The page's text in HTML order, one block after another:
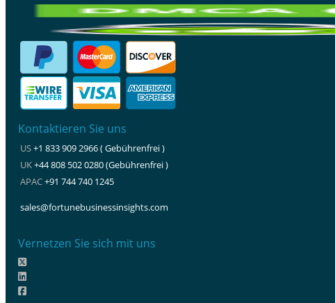
Kontaktieren Sie uns
US+1 833 909 2966 ( Gebührenfrei )
UK+44 808 502 0280 (Gebührenfrei )
APAC+91 744 740 1245
sales@fortunebusinessinsights.com
Vernetzen Sie sich mit uns